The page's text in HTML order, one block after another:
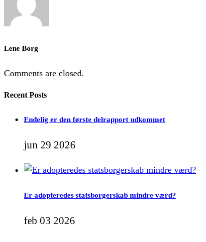
Lene Borg
Comments are closed.
Recent Posts
Endelig er den første delrapport udkommet
jun 29 2026
Er adopteredes statsborgerskab mindre værd?
feb 03 2026